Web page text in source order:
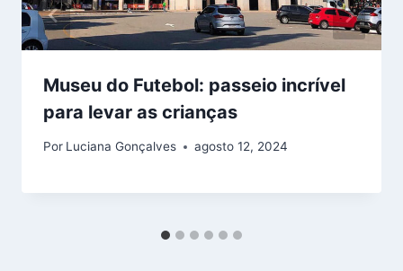
Museu do Futebol: passeio incrível
para levar as crianças
Por Luciana Gonçalves agosto 12, 2024